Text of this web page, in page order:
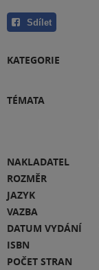
Sdílet
KATEGORIE
TÉMATA
NAKLADATEL
ROZMĚR
JAZYK
VAZBA
DATUM VYDÁNÍ
ISBN
POČET STRAN